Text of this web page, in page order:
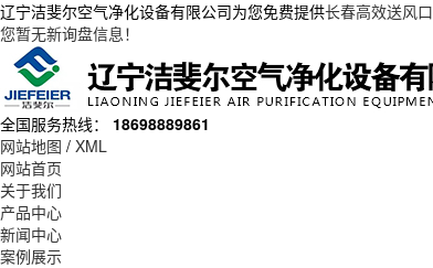
辽宁洁斐尔空气净化设备有限公司为您免费提供长春高效送风口
您暂无新询盘信息！
全国服务热线： 18698889861
网站地图 / XML
网站首页
关于我们
产品中心
新闻中心
案例展示